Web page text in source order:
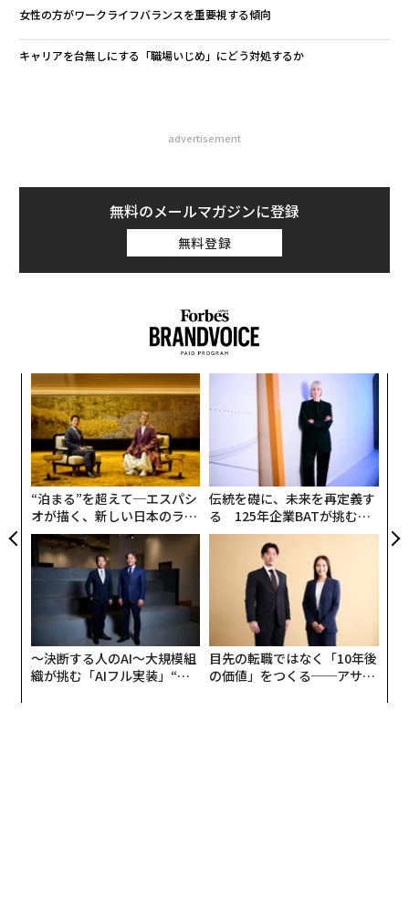
女性の方がワークライフバランスを重要視する傾向
キャリアを台無しにする「職場いじめ」にどう対処するか
advertisement
無料のメールマガジンに登録
無料登録
“泊まる”を超えて─エスパシ
オが描く、新しい日本のラグ
ジュアリー（中編）
伝統を礎に、未来を再定義す
る 125年企業BATが挑むス
モークレスな未来
〜決断する人のAI〜大規模組
織が挑む「AIフル実装」“使
目先の転職ではなく「10年後
の価値」をつくる──アサイ